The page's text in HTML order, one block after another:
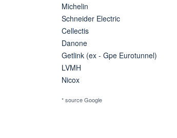
Michelin
Schneider Electric
Cellectis
Danone
Getlink (ex - Gpe Eurotunnel)
LVMH
Nicox
* source Google